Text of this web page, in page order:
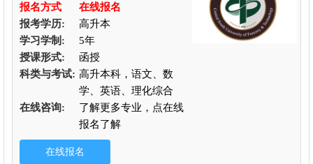
报名方式
在线报名
报考学历:
高升本
学习学制:
5年
授课形式:
函授
科类与考试: 高升本科，语文、数
学、英语、理化综合
在线咨询:
了解更多专业，点在线
报名了解